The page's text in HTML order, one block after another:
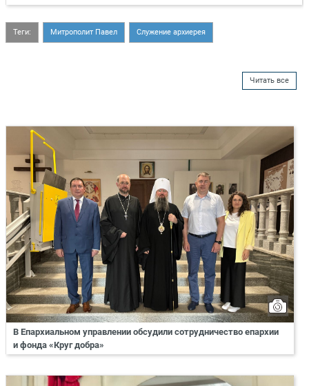
Теги: Митрополит Павел Служение архиерея
Читать все
В Епархиальном управлении обсудили сотрудничество епархии
и фонда «Круг добра»